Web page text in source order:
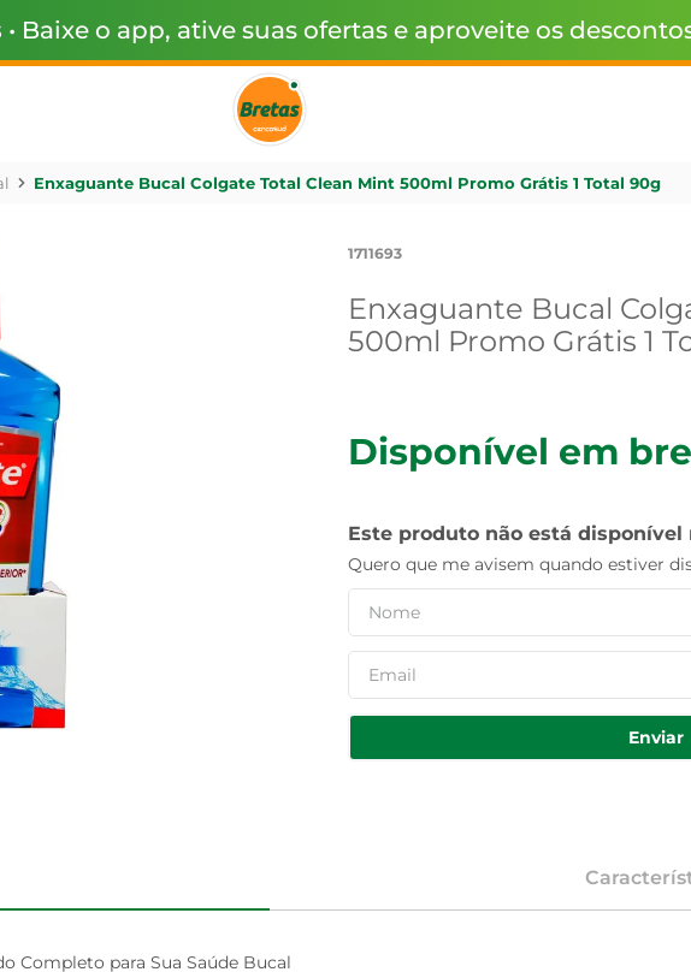
• Baixe o app, ative suas ofertas e aproveite os
Enxaguante Bucal Colgate Total Clean Mint 500ml Promo Grátis 1 Total 90g
1711693
Enxaguante Bucal
500ml Promo Grátis 1
Disponível em
Este produto não está disponível
Quero que me avisem quando estiver
Enviar
Completo para Sua Saúde Bucal